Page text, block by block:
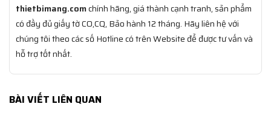
thietbimang.comchính hãng, giá thành cạnh tranh, sản phẩm
có đầy đủ giấy tờ CO,CQ, Bảo hành 12 tháng. Hãy liên hệ với
chúng tôi theo các số Hotline có trên Website để được tư vấn và
hỗ trợ tốt nhất.
BÀI VIẾT LIÊN QUAN